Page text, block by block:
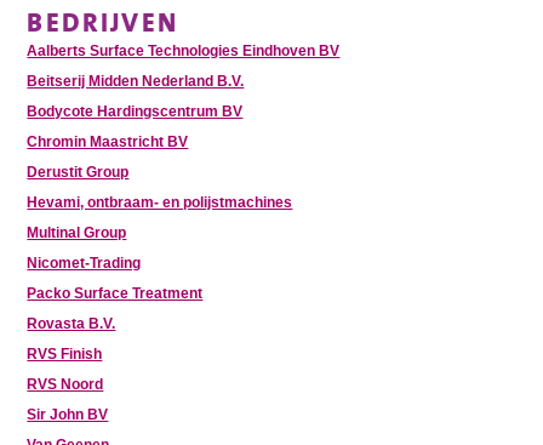
BEDRIJVEN
Aalberts Surface Technologies Eindhoven BV
Beitserij Midden Nederland B.V.
Bodycote Hardingscentrum BV
Chromin Maastricht BV
Derustit Group
Hevami, ontbraam- en polijstmachines
Multinal Group
Nicomet-Trading
Packo Surface Treatment
Rovasta B.V.
RVS Finish
RVS Noord
Sir John BV